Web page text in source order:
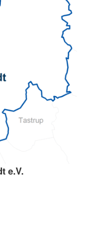
e.V.